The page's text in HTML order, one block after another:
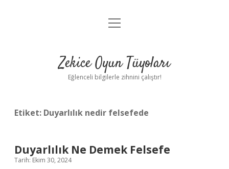
Anasayfa
Yasal Uyarı
menüyü
Zekice Oyun Tüyoları
Eğlenceli bilgilerle zihnini çalıştır!
Etiket: Duyarlılık nedir felsefede
Duyarlılık Ne Demek Felsefe
Tarih: Ekim 30, 2024